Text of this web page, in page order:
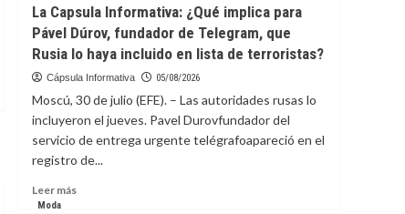
a
bordo
14
de
septiembre
año
escolar
2026-
2027
La Capsula Informativa: ¿Qué implica para
Pável Dúrov, fundador de Telegram, que
Rusia lo haya incluido en lista de terroristas?
Cápsula Informativa 05/08/2026
Moscú, 30 de julio (EFE). – Las autoridades rusas lo
incluyeron el jueves. Pavel Durovfundador del
servicio de entrega urgente telégrafoapareció en el
registro de...
Leer másLeer
Moda